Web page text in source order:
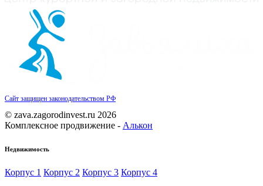
Сайт защищен законодательством РФ
© zava.zagorodinvest.ru 2026
Комплексное продвижение - Алькон
Недвижимость
Корпус 1 Корпус 2 Корпус 3 Корпус 4